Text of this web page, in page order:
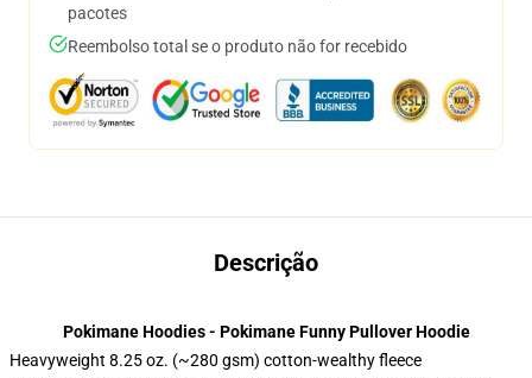
pacotes
Reembolso total se o produto não for recebido
Descrição
Pokimane Hoodies - Pokimane Funny Pullover Hoodie
Heavyweight 8.25 oz. (~280 gsm) cotton-wealthy fleece